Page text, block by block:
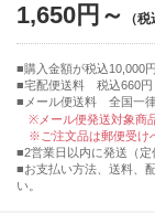
1,650円～
購入金額が税込10,000
宅配便送料 税込660円
■メール便送料 全国一
※メール便発送対象商
※ご注文品は郵便受け
■2営業日以内に発送（定
■お支払い方法、送料、
い。